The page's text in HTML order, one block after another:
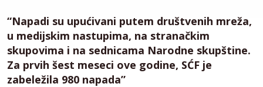
“Napadi su upućivani putem društvenih mreža,
u medijskim nastupima, na stranačkim
skupovima i na sednicama Narodne skupštine.
Za prvih šest meseci ove godine, SĆF je
zabeležila 980 napada”